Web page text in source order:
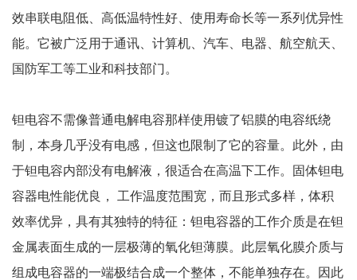
效串联电阻低、高低温特性好、使用寿命长等一系列优异性
能。它被广泛用于通讯、计算机、汽车、电器、航空航天、
国防军工等工业和科技部门。
钽电容不需像普通电解电容那样使用镀了铝膜的电容纸绕
制，本身几乎没有电感，但这也限制了它的容量。此外，由
于钽电容内部没有电解液，很适合在高温下工作。固体钽电
容器电性能优良， 工作温度范围宽，而且形式多样，体积
效率优异，具有其独特的特征：钽电容器的工作介质是在钽
金属表面生成的一层极薄的氧化钽薄膜。此层氧化膜介质与
组成电容器的一端极结合成一个整体，不能单独存在。因此